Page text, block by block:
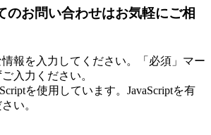
のお問い合わせはお気軽にご相
報を入力してください。「必須」マー
入力ください。
を使用しています。JavaScriptを有
い。